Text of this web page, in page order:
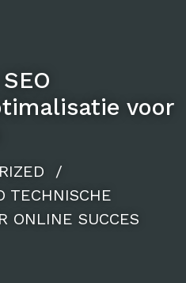
voor
/
TECHNISCHE
ONLINE SUCCES